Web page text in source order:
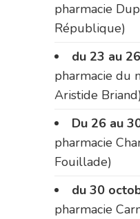
pharmacie
République)
du 23 au
pharmacie du
Aristide
Du 26 au
pharmacie
Fouillade)
du 30
pharmacie